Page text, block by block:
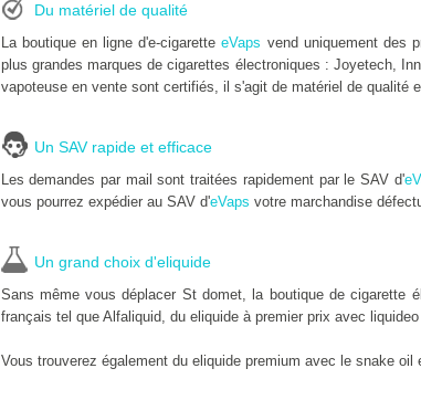
Du matériel de qualité
La boutique en ligne d'e-cigaretteeVaps vend uniquement des
plus grandes marques de cigarettes électroniques : Joyetech,
vapoteuse en vente sont certifiés, il s'agit de matériel de qualité
Un SAV rapide et efficace
Les demandes par mail sont traitées rapidement par le SAV d'
vous pourrez expédier au SAV d'eVaps votre marchandise
Un grand choix d'eliquide
Sans même vous déplacer St domet, la boutique de cigarette
français tel que Alfaliquid, du eliquide à premier prix avec
Vous trouverez également du eliquide premium avec le snake oil